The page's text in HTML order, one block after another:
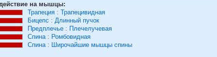
на мышцы:
Трапеция : Трапецивидная
Бицепс : Длинный пучок
Предплечье : Плечелучевая
Спина: Ромбовидная
Спина: Широчайшие мышцы спины